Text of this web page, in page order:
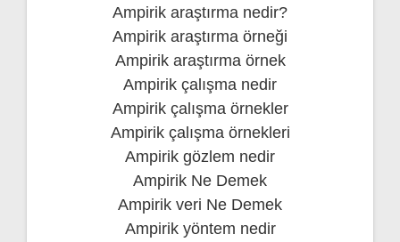
Ampirik araştırma nedir?
Ampirik araştırma örneği
Ampirik araştırma örnek
Ampirik çalışma nedir
Ampirik çalışma örnekler
Ampirik çalışma örnekleri
Ampirik gözlem nedir
Ampirik Ne Demek
Ampirik veri Ne Demek
Ampirik yöntem nedir